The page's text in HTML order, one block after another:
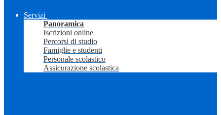
Servizi
Panoramica
Iscrizioni online
Percorsi di studio
Famiglie e studenti
Personale scolastico
Assicurazione scolastica